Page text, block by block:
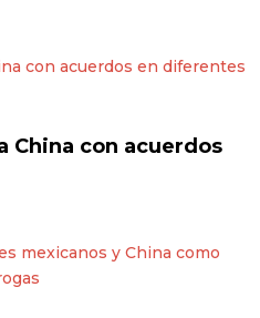
China con acuerdos